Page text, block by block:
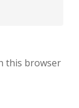
this browser